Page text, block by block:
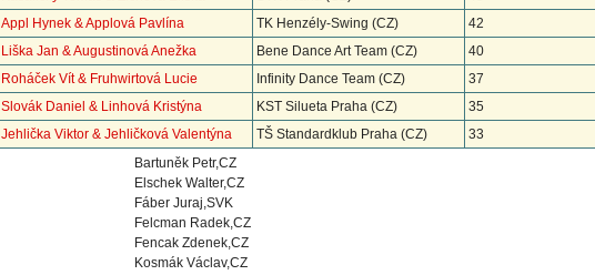
Appl Hynek & Applová Pavlína TK Henzély-Swing (CZ) 42
Liška Jan & Augustinová Anežka Bene Dance Art Team (CZ) 40
Roháček Vít & Fruhwirtová Lucie Infinity Dance Team (CZ) 37
Slovák Daniel & Linhová Kristýna KST Silueta Praha (CZ) 35
Jehlička Viktor & Jehličková Valentýna TŠ Standardklub Praha (CZ) 33
Bartuněk Petr,CZ
Elschek Walter,CZ
Fáber Juraj,SVK
Felcman Radek,CZ
Fencak Zdenek,CZ
Kosmák Václav,CZ